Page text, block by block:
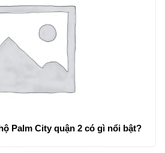
Palm City quận 2 có gì nổi bật?